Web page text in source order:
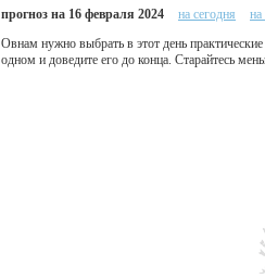
прогноз на 16 февраля 2024 на сегодня на
Овнам нужно выбрать в этот день
одном и доведите его до конца. Старайтесь